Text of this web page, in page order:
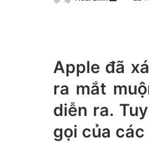
n
e
i
Apple đã
ra mắt
diễn ra.
gọi của các